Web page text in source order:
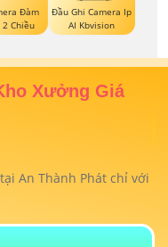
Đàm
Chiều
Đầu Ghi Camera Ip
AI Kbvision
Xưởng Giá
An Thành Phát chỉ với